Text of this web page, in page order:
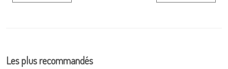
Les plus recommandés